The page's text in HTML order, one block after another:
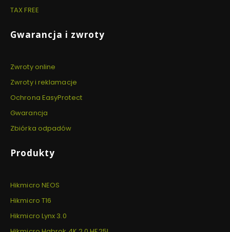
TAX FREE
Gwarancja i zwroty
Zwroty online
Zwroty i reklamacje
Ochrona EasyProtect
Gwarancja
Zbiórka odpadów
Produkty
Hikmicro NEOS
Hikmicro T16
Hikmicro Lynx 3.0